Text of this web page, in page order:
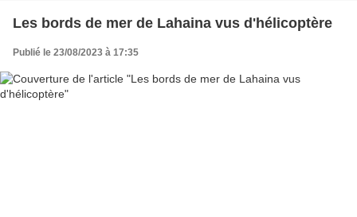
Les bords de mer de Lahaina vus d'hélicoptère
Publié le 23/08/2023 à 17:35